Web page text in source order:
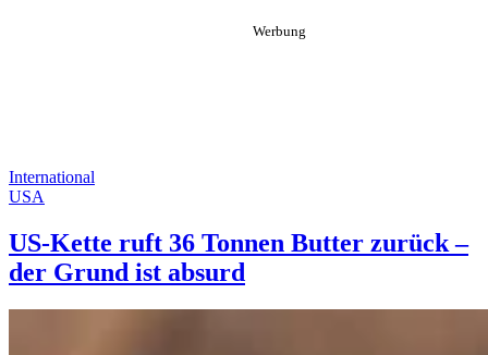
International
USA
US-Kette ruft 36 Tonnen Butter zurück –
der Grund ist absurd